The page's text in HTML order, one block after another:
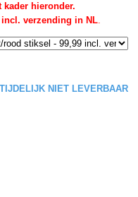
kader hieronder.
verzending in NL.
NIET LEVERBAAR